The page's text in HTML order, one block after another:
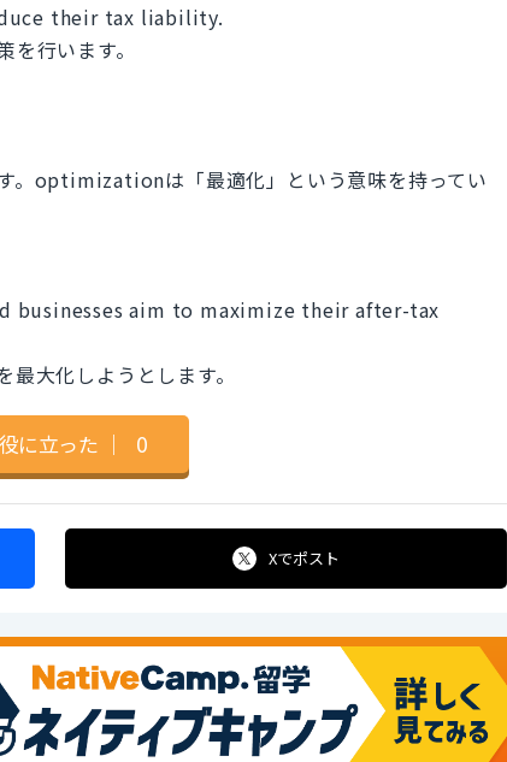
their tax liability.
行います。
。optimizationは「最適化」という意味を持ってい
aim to maximize their after-tax
大化しようとします。
役に立った ｜ 0
Xでポスト